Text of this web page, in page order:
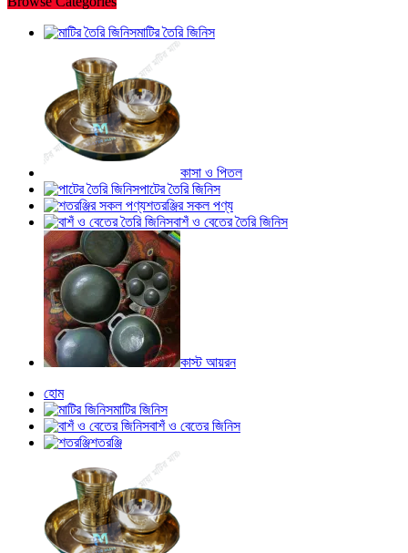
মাটির তৈরি জিনিস
কাসা ও পিতল
পাটের তৈরি জিনিস
শতরঞ্জির সকল পণ্য
বাশঁ ও বেতের তৈরি জিনিস
কাস্ট আয়রন
হোম
মাটির জিনিস
বাশঁ ও বেতের জিনিস
শতরঞ্জি